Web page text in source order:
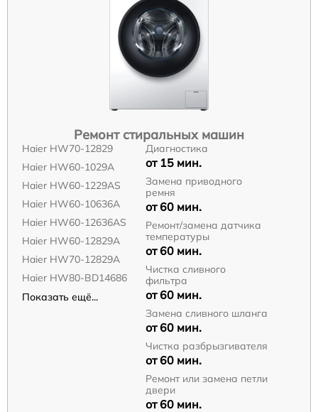
Ремонт стиральных машин
Haier HW70-12829
Haier HW60-1029A
Haier HW60-1229AS
Haier HW60-10636A
Haier HW60-12636AS
Haier HW60-12829A
Haier HW70-12829A
Haier HW80-BD14686
Показать ещё...
Диагностика
от 15 мин.
Замена приводного
ремня
от 60 мин.
Ремонт/замена датчика
температуры
от 60 мин.
Чистка сливного
фильтра
от 60 мин.
Замена сливного шланга
от 60 мин.
Чистка разбрызгивателя
от 60 мин.
Ремонт или замена петли
двери
от 60 мин.